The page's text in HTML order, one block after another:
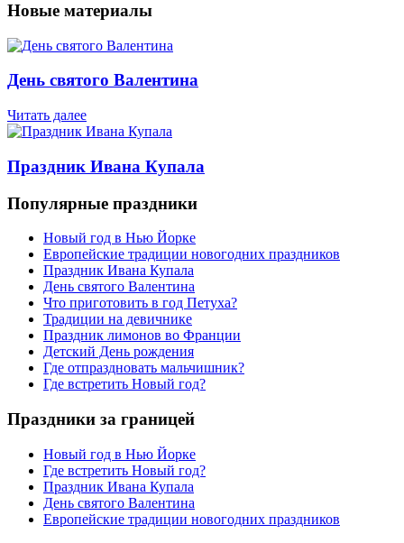
Новые материалы
День святого Валентина
Читать далее
Праздник Ивана Купала
Популярные праздники
Новый год в Нью Йорке
Европейские традиции новогодних праздников
Праздник Ивана Купала
День святого Валентина
Что приготовить в год Петуха?
Традиции на девичнике
Праздник лимонов во Франции
Детский День рождения
Где отпраздновать мальчишник?
Где встретить Новый год?
Праздники за границей
Новый год в Нью Йорке
Где встретить Новый год?
Праздник Ивана Купала
День святого Валентина
Европейские традиции новогодних праздников